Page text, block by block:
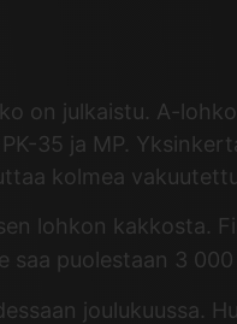
on julkaistu. A-
35 ja MP.
kolmea
lohkon kakkosta.
puolestaan 3
joulukuussa.